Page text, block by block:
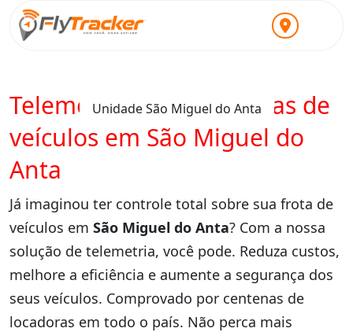
Unidade São Miguel do Anta
Telemetria para locadoras de
veículos em São Miguel do
Anta
Já imaginou ter controle total sobre sua frota de
veículos em São Miguel do Anta? Com a nossa
solução de telemetria, você pode. Reduza custos,
melhore a eficiência e aumente a segurança dos
seus veículos. Comprovado por centenas de
locadoras em todo o país. Não perca mais